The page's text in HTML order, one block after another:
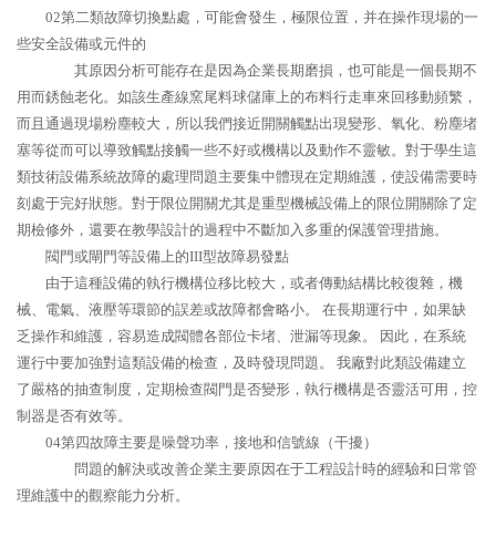
02第二類故障切換點處，可能會發生，極限位置，并在操作現場的一
些安全設備或元件的
其原因分析可能存在是因為企業長期磨損，也可能是一個長期不
用而銹蝕老化。如該生產線窯尾料球儲庫上的布料行走車來回移動頻繁，
而且通過現場粉塵較大，所以我們接近開關觸點出現變形、氧化、粉塵堵
塞等從而可以導致觸點接觸一些不好或機構以及動作不靈敏。對于學生這
類技術設備系統故障的處理問題主要集中體現在定期維護，使設備需要時
刻處于完好狀態。對于限位開關尤其是重型機械設備上的限位開關除了定
期檢修外，還要在教學設計的過程中不斷加入多重的保護管理措施。
閥門或閘門等設備上的III型故障易發點
由于這種設備的執行機構位移比較大，或者傳動結構比較復雜，機
械、電氣、液壓等環節的誤差或故障都會略小。 在長期運行中，如果缺
乏操作和維護，容易造成閥體各部位卡堵、泄漏等現象。 因此，在系統
運行中要加強對這類設備的檢查，及時發現問題。 我廠對此類設備建立
了嚴格的抽查制度，定期檢查閥門是否變形，執行機構是否靈活可用，控
制器是否有效等。
04第四故障主要是噪聲功率，接地和信號線（干擾）
問題的解決或改善企業主要原因在于工程設計時的經驗和日常管
理維護中的觀察能力分析。